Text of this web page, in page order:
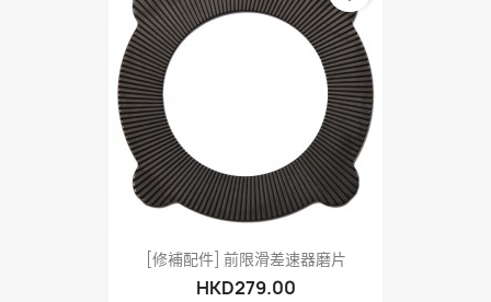
[修補配件] 前限滑差速器磨片
HKD279.00